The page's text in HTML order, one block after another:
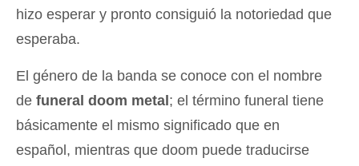
hizo esperar y pronto consiguió la notoriedad que
esperaba.
El género de la banda se conoce con el nombre
de funeral doom metal ; el término funeral tiene
básicamente el mismo significado que en
español, mientras que doom puede traducirse